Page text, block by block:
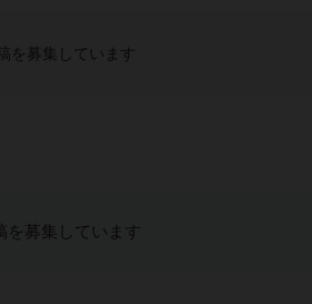
を募集しています
を募集しています